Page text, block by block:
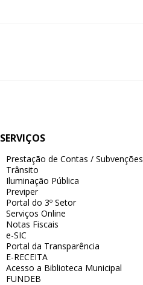
SERVIÇOS
Prestação de Contas / Subvenções
Trânsito
Iluminação Pública
Previper
Portal do 3º Setor
Serviços Online
Notas Fiscais
e-SIC
Portal da Transparência
E-RECEITA
Acesso a Biblioteca Municipal
FUNDEB